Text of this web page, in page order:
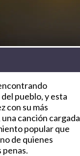
pueblo, y esta
con su más
canción cargada
popular que
de quienes
penas.